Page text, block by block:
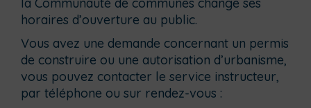
horaires d’ouverture au public.
Vous avez une demande concernant un permis
de construire ou une autorisation d’urbanisme,
vous pouvez contacter le service instructeur,
par téléphone ou sur rendez-vous :